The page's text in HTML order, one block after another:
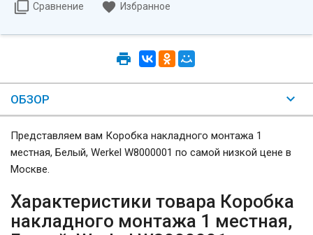
Сравнение Избранное
ОБЗОР
Представляем вам Коробка накладного монтажа 1
местная, Белый, Werkel W8000001 по самой низкой цене в
Москве.
Характеристики товара Коробка
накладного монтажа 1 местная,